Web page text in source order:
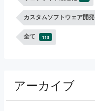
カスタムソフトウェア開発
全て 113
アーカイブ